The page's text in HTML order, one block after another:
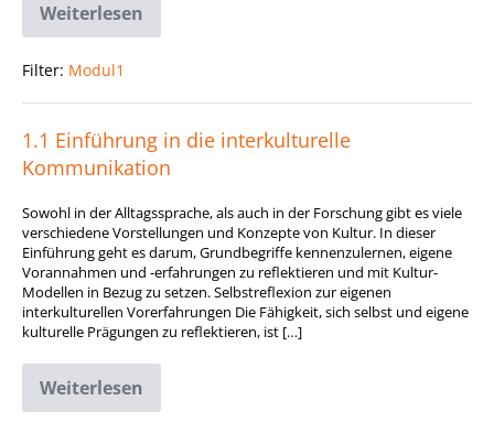
WeiterlesenInhaltsübersicht
Filter: Modul1
1.1 Einführung in die interkulturelle
Kommunikation
Sowohl in der Alltagssprache, als auch in der Forschung gibt es viele
verschiedene Vorstellungen und Konzepte von Kultur. In dieser
Einführung geht es darum, Grundbegriffe kennenzulernen, eigene
Vorannahmen und -erfahrungen zu reflektieren und mit Kultur-
Modellen in Bezug zu setzen. Selbstreflexion zur eigenen
interkulturellen Vorerfahrungen Die Fähigkeit, sich selbst und eigene
kulturelle Prägungen zu reflektieren, ist […]
Weiterlesen
1.1
Einführung